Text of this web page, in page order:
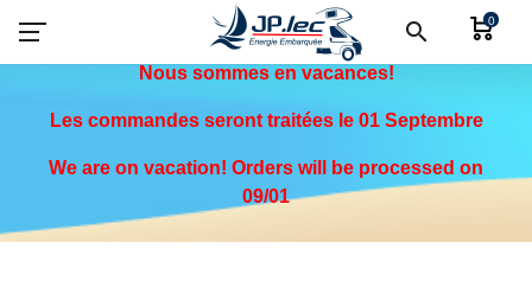
-
Nous sommes en vacances!
Les commandes seront traitées le 01 Septembre
We are on vacation! Orders will be processed on
09/01
search 0